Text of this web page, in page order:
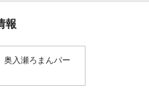
報
奥入瀬ろまんパー